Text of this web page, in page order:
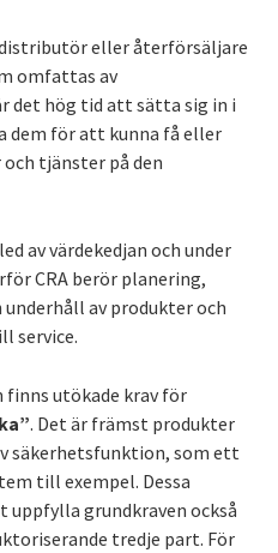
eller återförsäljare
omfattas av
det hög tid att sätta sig in i
dem för att kunna få eller
tjänster på den
av värdekedjan och under
CRA berör planering,
av produkter och
service.
finns utökade krav för
. Det är främst produkter
säkerhetsfunktion, som ett
till exempel. Dessa
grundkraven också
tredje part. För